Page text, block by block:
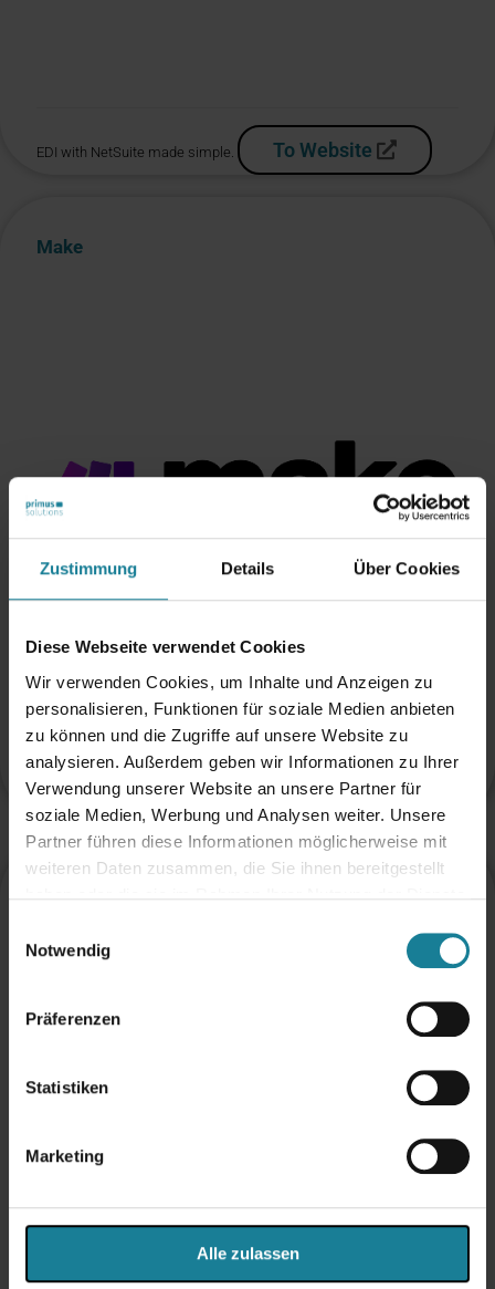
Zustimmung Details Über Cookies
Diese Webseite verwendet Cookies
Wir verwenden Cookies, um Inhalte und Anzeigen zu
personalisieren, Funktionen für soziale Medien anbieten
zu können und die Zugriffe auf unsere Website zu
analysieren. Außerdem geben wir Informationen zu Ihrer
Verwendung unserer Website an unsere Partner für
soziale Medien, Werbung und Analysen weiter. Unsere
Partner führen diese Informationen möglicherweise mit
weiteren Daten zusammen, die Sie ihnen bereitgestellt
Notwendig
Präferenzen
Statistiken
Marketing
Alle zulassen
EDI with NetSuite made simple. To Website
Make
Low-code integration platform - ideal for automating processes and
integrating AI. To the website